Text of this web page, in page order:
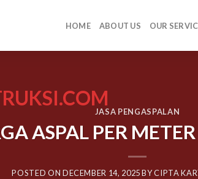
HOME ABOUT US OUR
JASA PENGASPALAN
ASPAL PER
POSTED ON DECEMBER 14, 2025BYCIPTA